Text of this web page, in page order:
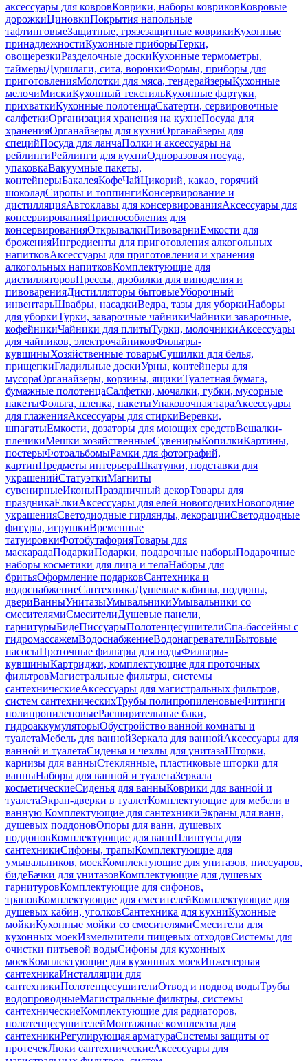
аксессуары для ковровКоврики, наборы ковриковКовровые
дорожкиЦиновкиПокрытия напольные
тафтинговыеЗащитные, грязезащитные коврикиКухонные
принадлежностиКухонные приборыТерки,
овощерезкиРазделочные доскиКухонные термометры,
таймерыДуршлаги, сита, воронкиФормы, приборы для
приготовленияМолотки для мяса, тендерайзерыКухонные
мелочиМискиКухонный текстильКухонные фартуки,
прихваткиКухонные полотенцаСкатерти, сервировочные
салфеткиОрганизация хранения на кухнеПосуда для
храненияОрганайзеры для кухниОрганайзеры для
специйПосуда для ланчаПолки и аксессуары на
рейлингиРейлинги для кухниОдноразовая посуда,
упаковкаВакуумные пакеты,
контейнерыБакалеяКофеЧайЦикорий, какао, горячий
шоколадСиропы и топпингиКонсервирование и
дистилляцияАвтоклавы для консервированияАксессуары для
консервированияПриспособления для
консервированияОткрывалкиПивоварниЕмкости для
броженияИнгредиенты для приготовления алкогольных
напитковАксессуары для приготовления и хранения
алкогольных напитковКомплектующие для
дистилляторовПрессы, дробилки для виноделия и
пивоваренияДистилляторы бытовыеУборочный
инвентарьШвабры, насадкиВедра, тазы для уборкиНаборы
для уборкиТурки, заварочные чайникиЧайники заварочные,
кофейникиЧайники для плитыТурки, молочникиАксессуары
для чайников, электрочайниковФильтры-
кувшиныХозяйственные товарыСушилки для белья,
прищепкиГладильные доскиУрны, контейнеры для
мусораОрганайзеры, корзины, ящикиТуалетная бумага,
бумажные полотенцаСалфетки, мочалки, губки, мусорные
пакетыФольга, пленка, пакетыУпаковочная тараАксессуары
для глаженияАксессуары для стиркиВеревки,
шпагатыЕмкости, дозаторы для моющих средствВешалки-
плечикиМешки хозяйственныеСувенирыКопилкиКартины,
постерыФотоальбомыРамки для фотографий,
картинПредметы интерьераШкатулки, подставки для
украшенийСтатуэткиМагниты
сувенирныеИконыПраздничный декорТовары для
праздникаЕлкиАксессуары для елей новогоднихНовогодние
украшенияСветодиодные гирлянды, декорацииСветодиодные
фигуры, игрушкиВременные
татуировкиФотобутафорияТовары для
маскарадаПодаркиПодарки, подарочные наборыПодарочные
наборы косметики для лица и телаНаборы для
бритьяОформление подарковСантехника и
водоснабжениеСантехникаДушевые кабины, поддоны,
двериВанныУнитазыУмывальникиУмывальники со
смесителямиСмесителиДушевые панели,
гарнитурыБидеПиссуарыПолотенцесушителиСпа-бассейны с
гидромассажемВодоснабжениеВодонагревателиБытовые
насосыПроточные фильтры для водыФильтры-
кувшиныКартриджи, комплектующие для проточных
фильтровМагистральные фильтры, системы
сантехническиеАксессуары для магистральных фильтров,
систем сантехническихТрубы полипропиленовыеФитинги
полипропиленовыеРасширительные баки,
гидроаккумуляторыОбустройство ванной комнаты и
туалетаМебель для ваннойЗеркала для ваннойАксессуары для
ванной и туалетаСиденья и чехлы для унитазаШторки,
карнизы для ванныСтеклянные, пластиковые шторки для
ванныНаборы для ванной и туалетаЗеркала
косметическиеСиденья для ванныКоврики для ванной и
туалетаЭкран-дверки в туалетКомплектующие для мебели в
ванную Комплектующие для сантехникиЭкраны для ванн,
душевых поддоновОпоры для ванн, душевых
поддоновКомплектующие для ваннПлинтусы для
сантехникиСифоны, трапыКомплектующие для
умывальников, моекКомплектующие для унитазов, писсуаров,
бидеБачки для унитазовКомплектующие для душевых
гарнитуровКомплектующие для сифонов,
траповКомплектующие для смесителейКомплектующие для
душевых кабин, уголковСантехника для кухниКухонные
мойкиКухонные мойки со смесителямиСмесители для
кухонных моекИзмельчители пищевых отходовСистемы для
очистки питьевой водыСифоны для кухонных
моекКомплектующие для кухонных моекИнженерная
сантехникаИнсталляции для
сантехникиПолотенцесушителиОтвод и подвод водыТрубы
водопроводныеМагистральные фильтры, системы
сантехническиеКомплектующие для радиаторов,
полотенцесушителейМонтажные комплекты для
сантехникиРегулирующая арматураСистемы защиты от
протечекЛюки сантехническиеАксессуары для